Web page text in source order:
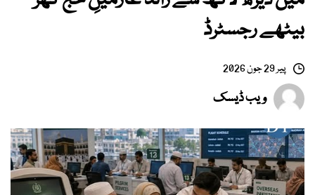
بیٹھے رجسٹرڈ
پیر 29 جون 2026
ویب ڈیسک